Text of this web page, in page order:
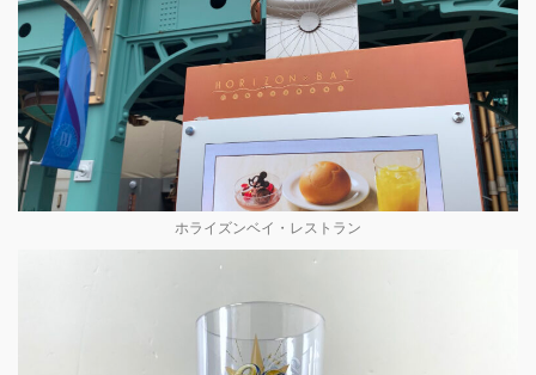
ホライズンベイ・レストラン